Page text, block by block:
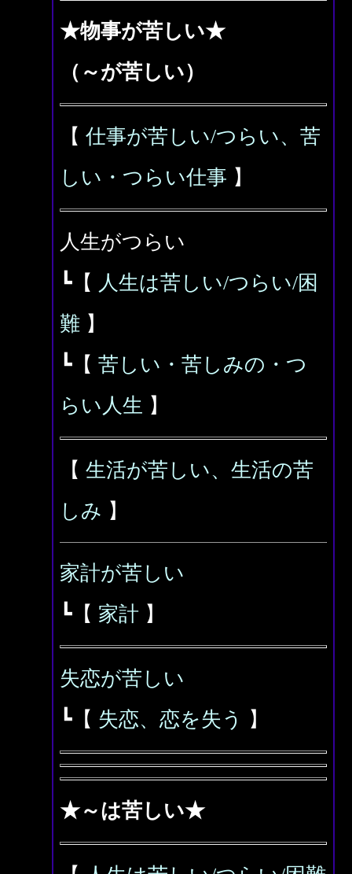
★物事が苦しい★
（～が苦しい）
【 仕事が苦しい/つらい、苦
しい・つらい仕事 】
人生がつらい
┗【 人生は苦しい/つらい/困
難 】
┗【 苦しい・苦しみの・つ
らい人生 】
【 生活が苦しい、生活の苦
しみ 】
家計が苦しい
┗【 家計 】
失恋が苦しい
┗【 失恋、恋を失う 】
★～は苦しい★